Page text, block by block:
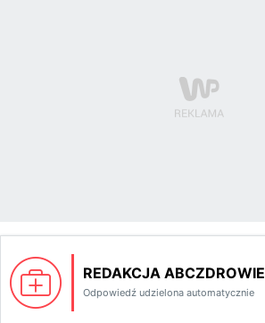
REDAKCJA ABCZDROWIE
Odpowiedź udzielona automatycznie